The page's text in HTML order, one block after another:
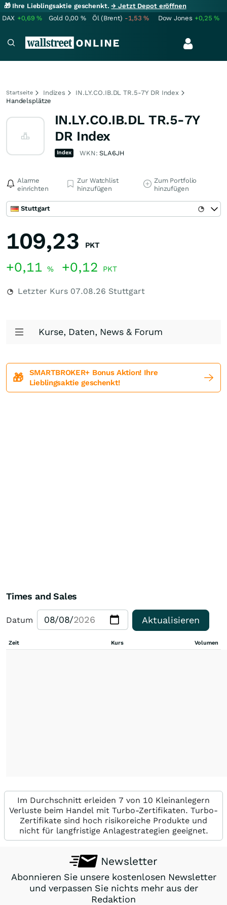
🎁 Ihre Lieblingsaktie geschenkt.→ Jetzt Depot eröffnen
DAX +0,69% Gold 0,00 % Öl (Brent) -1,53% Dow Jones +0,25%
Startseite Indizes
IN.LY.CO.IB.DL TR.5-7Y DR Index
Handelsplätze
IN.LY.CO.IB.DL TR.5-7Y
DR Index
Index WKN:SLA6JH
Alarme
einrichten
Zur Watchlist
hinzufügen
Zum Portfolio
hinzufügen
Stuttgart
109,23 PKT
+0,11 % +0,12 PKT
Letzter Kurs 07.08.26 Stuttgart
Kurse, Daten, News & Forum
🎁
SMARTBROKER+ Bonus Aktion! Ihre
Lieblingsaktie geschenkt!
Times and Sales
Datum Aktualisieren
Zeit Kurs Volumen
Im Durchschnitt erleiden 7 von 10 Kleinanlegern
Verluste beim Handel mit Turbo-Zertifikaten. Turbo-
Zertifikate sind hoch risikoreiche Produkte und
nicht für langfristige Anlagestrategien geeignet.
Newsletter
Abonnieren Sie unsere kostenlosen Newsletter
und verpassen Sie nichts mehr aus der
Redaktion